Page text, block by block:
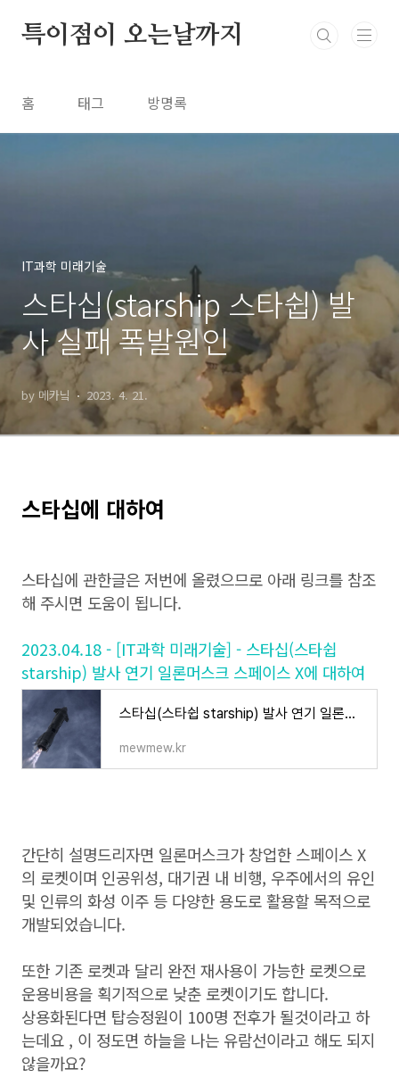
특이점이 오는날까지
홈 태그 방명록
IT과학 미래기술
스타십(starship 스타쉽) 발
사 실패 폭발원인
by 메카닠 2023. 4. 21.
스타십에 대하여
스타십에 관한글은 저번에 올렸으므로 아래 링크를 참조
해 주시면 도움이 됩니다.
2023.04.18 - [IT과학 미래기술] - 스타십(스타쉽
starship) 발사 연기 일론머스크 스페이스 X에 대하여
스타십(스타쉽 starship) 발사 연기 일론머스크 스페이스X에 대하여
mewmew.kr
간단히 설명드리자면 일론머스크가 창업한 스페이스 X
의 로켓이며 인공위성, 대기권 내 비행, 우주에서의 유인
및 인류의 화성 이주 등 다양한 용도로 활용할 목적으로
개발되었습니다.
또한 기존 로켓과 달리 완전 재사용이 가능한 로켓으로
운용비용을 획기적으로 낮춘 로켓이기도 합니다.
상용화된다면 탑승정원이 100명 전후가 될것이라고 하
는데요 , 이 정도면 하늘을 나는 유람선이라고 해도 되지
않을까요?